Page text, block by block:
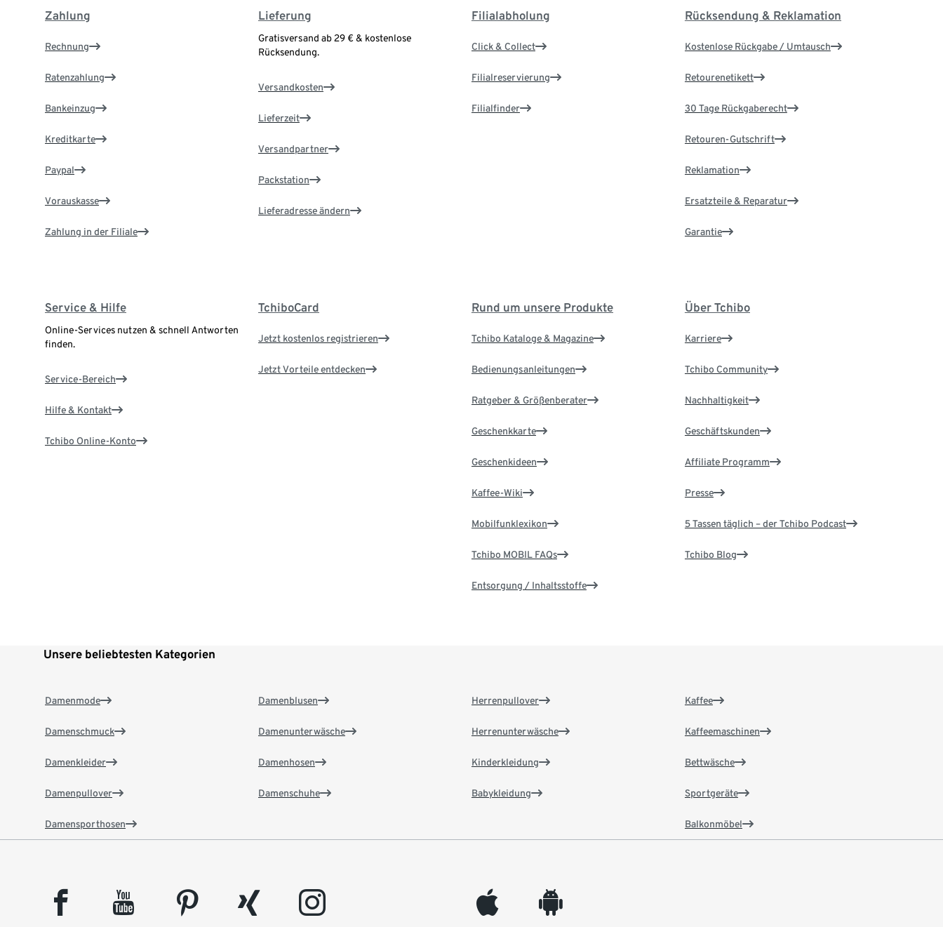
Zahlung
Rechnung
Ratenzahlung
Bankeinzug
Kreditkarte
Paypal
Vorauskasse
Zahlung in der Filiale
Lieferung
Gratisversand ab 29 € & kostenlose
Rücksendung.
Versandkosten
Lieferzeit
Versandpartner
Packstation
Lieferadresse ändern
Filialabholung
Click & Collect
Filialreservierung
Filialfinder
Rücksendung & Reklamation
Kostenlose Rückgabe / Umtausch
Retourenetikett
30 Tage Rückgaberecht
Retouren-Gutschrift
Reklamation
Ersatzteile & Reparatur
Garantie
Service & Hilfe
Online-Services nutzen & schnell Antworten
finden.
Service-Bereich
Hilfe & Kontakt
Tchibo Online-Konto
TchiboCard
Jetzt kostenlos registrieren
Jetzt Vorteile entdecken
Rund um unsere Produkte
Tchibo Kataloge & Magazine
Bedienungsanleitungen
Ratgeber & Größenberater
Geschenkkarte
Geschenkideen
Kaffee-Wiki
Mobilfunklexikon
Tchibo MOBIL FAQs
Entsorgung / Inhaltsstoffe
Über Tchibo
Karriere
Tchibo Community
Nachhaltigkeit
Geschäftskunden
Affiliate Programm
Presse
5 Tassen täglich – der Tchibo Podcast
Tchibo Blog
Unsere beliebtesten Kategorien
Damenmode
Damenschmuck
Damenkleider
Damenpullover
Damensporthosen
Damenblusen
Damenunterwäsche
Damenhosen
Damenschuhe
Herrenpullover
Herrenunterwäsche
Kinderkleidung
Babykleidung
Kaffee
Kaffeemaschinen
Bettwäsche
Sportgeräte
Balkonmöbel
facebook youtube pinterest xing instagram appleinc android